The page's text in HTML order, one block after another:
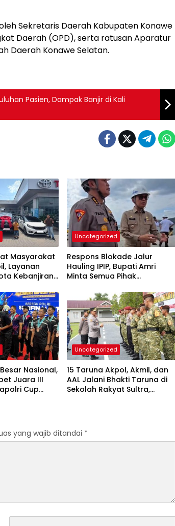
Sekretaris Daerah Kabupaten Konawe
Daerah (OPD), serta ratusan Aparatur
Daerah Konawe Selatan.
Pasien, Dampak Banjir di Kali
Masyarakat
Layanan
Kebanjiran
Uncategorized
Respons Blokade Jalur
Hauling IPIP, Bupati Amri
Minta Semua Pihak
Kepastian Hukum
Nasional,
Juara III
Cup
Uncategorized
15 Taruna Akpol, Akmil, dan
AAL Jalani Bhakti Taruna di
Sekolah Rakyat Sultra,
yang wajib ditandai *